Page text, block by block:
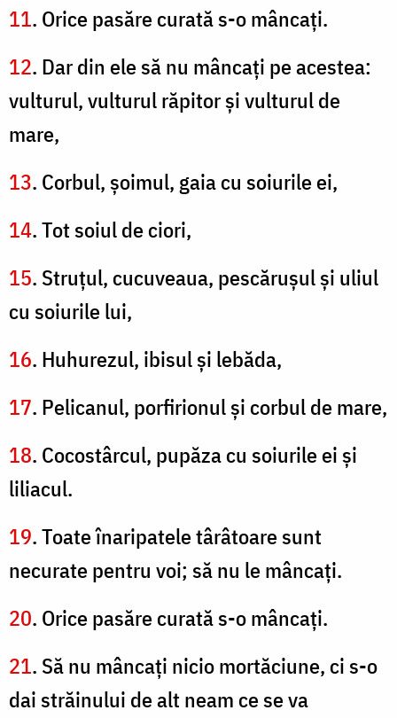
11. Orice pasăre curată s-o mâncaţi.
12. Dar din ele să nu mâncaţi pe acestea:
vulturul, vulturul răpitor şi vulturul de
mare,
13. Corbul, şoimul, gaia cu soiurile ei,
14. Tot soiul de ciori,
15. Struţul, cucuveaua, pescăruşul şi uliul
cu soiurile lui,
16. Huhurezul, ibisul şi lebăda,
17. Pelicanul, porfirionul şi corbul de mare,
18. Cocostârcul, pupăza cu soiurile ei şi
liliacul.
19. Toate înaripatele târâtoare sunt
necurate pentru voi; să nu le mâncaţi.
20. Orice pasăre curată s-o mâncaţi.
21. Să nu mâncaţi nicio mortăciune, ci s-o
dai străinului de alt neam ce se va